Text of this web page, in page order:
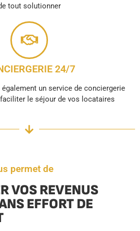
tout solutionner
24/7
un service de conciergerie
le séjour de vos locataires
permet de
VOS REVENUS
EFFORT DE